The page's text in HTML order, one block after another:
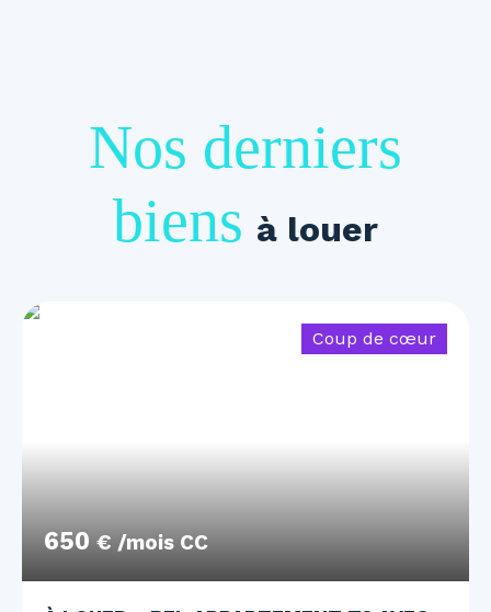
Nos derniers
biens à louer
650 € /mois CC
Coup de cœur